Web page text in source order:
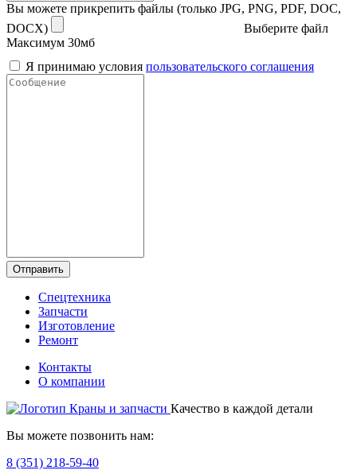
Вы можете прикрепить файлы (только JPG, PNG, PDF, DOC,
DOCX)
Выберите файл
Максимум 30мб
Я принимаю условия пользовательского соглашения
Отправить
Спецтехника
Запчасти
Изготовление
Ремонт
Контакты
О компании
Качество в каждой детали
Вы можете позвонить нам:
8 (351) 218-59-40